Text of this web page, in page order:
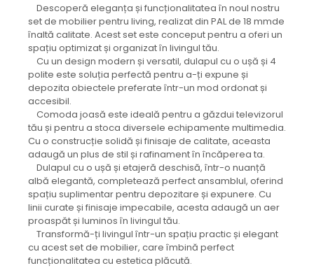
Descoperă eleganța și funcționalitatea în noul nostru
set de mobilier pentru living, realizat din PAL de 18 mmde
înaltă calitate. Acest set este conceput pentru a oferi un
spațiu optimizat și organizat în livingul tău.
Cu un design modern și versatil, dulapul cu o ușă și 4
polite este soluția perfectă pentru a-ți expune și
depozita obiectele preferate într-un mod ordonat și
accesibil.
Comoda joasă este ideală pentru a găzdui televizorul
tău și pentru a stoca diversele echipamente multimedia.
Cu o construcție solidă și finisaje de calitate, aceasta
adaugă un plus de stil și rafinament în încăperea ta.
Dulapul cu o ușă și etajeră deschisă, într-o nuanță
albă elegantă, completează perfect ansamblul, oferind
spațiu suplimentar pentru depozitare și expunere. Cu
linii curate și finisaje impecabile, acesta adaugă un aer
proaspăt și luminos în livingul tău.
Transformă-ți livingul într-un spațiu practic și elegant
cu acest set de mobilier, care îmbină perfect
funcționalitatea cu estetica plăcută.